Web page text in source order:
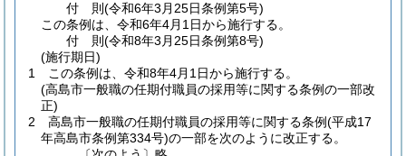
付 則(令和6年3月25日条例第5号)
この条例は、令和6年4月1日から施行する。
付 則(令和8年3月25日条例第8号)
(施行期日)
1
この条例は、令和8年4月1日から施行する。
(高島市一般職の任期付職員の採用等に関する条例の一部改
正)
2
高島市一般職の任期付職員の採用等に関する条例(平成17
年高島市条例第334号)の一部を次のように改正する。